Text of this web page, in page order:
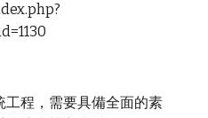
工程，需要具備全面的素